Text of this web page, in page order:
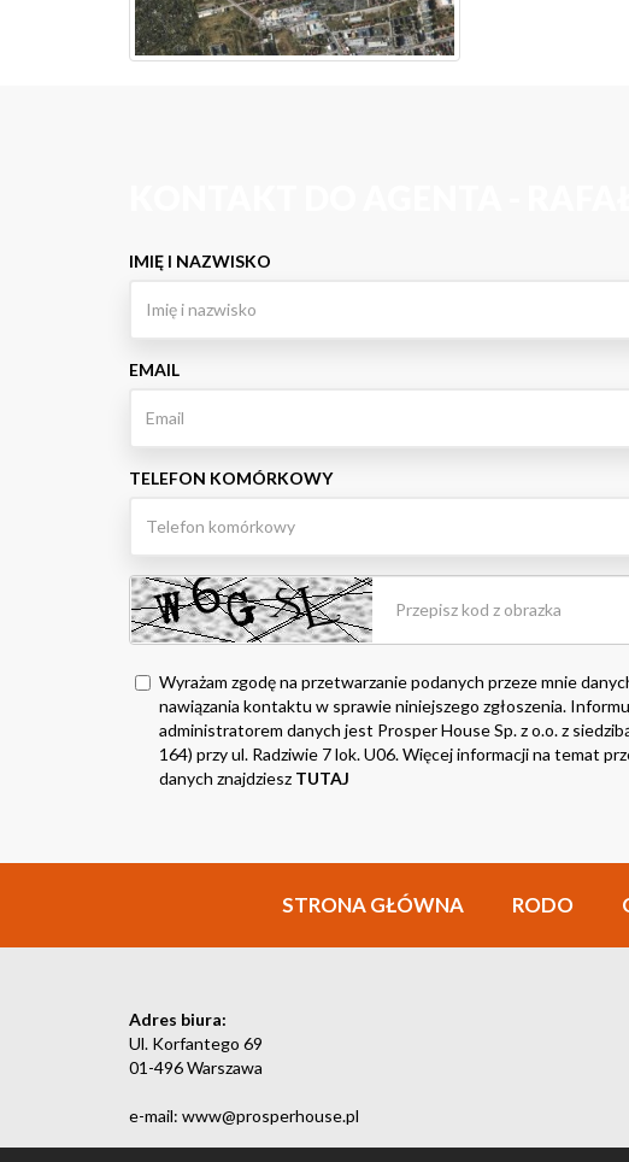
IMIĘ I NAZWISKO
EMAIL
TELEFON KOMÓRKOWY
Wyrażam zgodę na przetwarzanie podanych przeze mnie
nawiązania kontaktu w sprawie niniejszego zgłoszenia.
administratorem danych jest Prosper House Sp. z o.o. z
164) przy ul. Radziwie 7 lok. U06. Więcej informacji na temat
danych znajdziesz TUTAJ
STRONA GŁÓWNA RODO
Adres biura:
Ul. Korfantego 69
01-496 Warszawa
e-mail: www@prosperhouse.pl